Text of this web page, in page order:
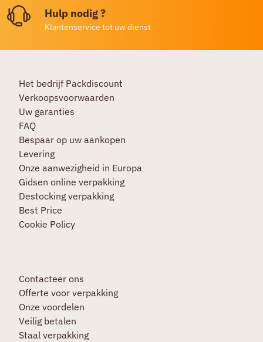
Hulp nodig ?
Klantenservice tot uw dienst
Het bedrijf Packdiscount
Verkoopsvoorwaarden
Uw garanties
FAQ
Bespaar op uw aankopen
Levering
Onze aanwezigheid in Europa
Gidsen online verpakking
Destocking verpakking
Best Price
Cookie Policy
Contacteer ons
Offerte voor verpakking
Onze voordelen
Veilig betalen
Staal verpakking